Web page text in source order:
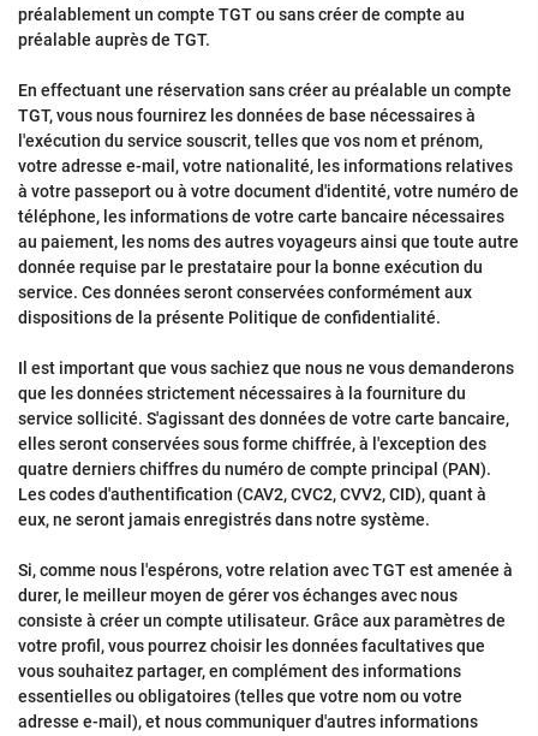
préalablement un compte TGT ou sans créer de compte au
préalable auprès de TGT.
En effectuant une réservation sans créer au préalable un compte
TGT, vous nous fournirez les données de base nécessaires à
l'exécution du service souscrit, telles que vos nom et prénom,
votre adresse e-mail, votre nationalité, les informations relatives
à votre passeport ou à votre document d'identité, votre numéro de
téléphone, les informations de votre carte bancaire nécessaires
au paiement, les noms des autres voyageurs ainsi que toute autre
donnée requise par le prestataire pour la bonne exécution du
service. Ces données seront conservées conformément aux
dispositions de la présente Politique de confidentialité.
Il est important que vous sachiez que nous ne vous demanderons
que les données strictement nécessaires à la fourniture du
service sollicité. S'agissant des données de votre carte bancaire,
elles seront conservées sous forme chiffrée, à l'exception des
quatre derniers chiffres du numéro de compte principal (PAN).
Les codes d'authentification (CAV2, CVC2, CVV2, CID), quant à
eux, ne seront jamais enregistrés dans notre système.
Si, comme nous l'espérons, votre relation avec TGT est amenée à
durer, le meilleur moyen de gérer vos échanges avec nous
consiste à créer un compte utilisateur. Grâce aux paramètres de
votre profil, vous pourrez choisir les données facultatives que
vous souhaitez partager, en complément des informations
essentielles ou obligatoires (telles que votre nom ou votre
adresse e-mail), et nous communiquer d'autres informations